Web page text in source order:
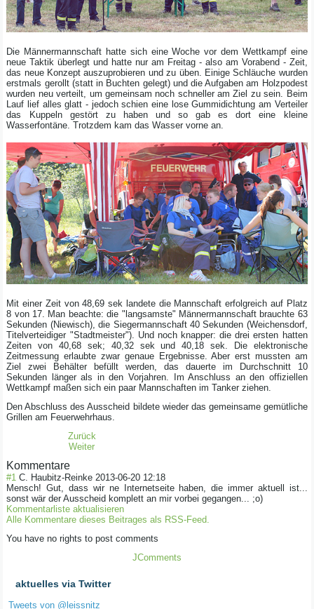
Die Männermannschaft hatte sich eine Woche vor dem Wettkampf eine
neue Taktik überlegt und hatte nur am Freitag - also am Vorabend - Zeit,
das neue Konzept auszuprobieren und zu üben. Einige Schläuche wurden
erstmals gerollt (statt in Buchten gelegt) und die Aufgaben am Holzpodest
wurden neu verteilt, um gemeinsam noch schneller am Ziel zu sein. Beim
Lauf lief alles glatt - jedoch schien eine lose Gummidichtung am Verteiler
das Kuppeln gestört zu haben und so gab es dort eine kleine
Wasserfontäne. Trotzdem kam das Wasser vorne an.
Mit einer Zeit von 48,69 sek landete die Mannschaft erfolgreich auf Platz
8 von 17. Man beachte: die "langsamste" Männermannschaft brauchte 63
Sekunden (Niewisch), die Siegermannschaft 40 Sekunden (Weichensdorf,
Titelverteidiger "Stadtmeister"). Und noch knapper: die drei ersten hatten
Zeiten von 40,68 sek; 40,32 sek und 40,18 sek. Die elektronische
Zeitmessung erlaubte zwar genaue Ergebnisse. Aber erst mussten am
Ziel zwei Behälter befüllt werden, das dauerte im Durchschnitt 10
Sekunden länger als in den Vorjahren. Im Anschluss an den offiziellen
Wettkampf maßen sich ein paar Mannschaften im Tanker ziehen.
Den Abschluss des Ausscheid bildete wieder das gemeinsame gemütliche
Grillen am Feuerwehrhaus.
Zurück
Weiter
Kommentare
#1 C. Haubitz-Reinke 2013-06-20 12:18
Mensch! Gut, dass wir ne Internetseite haben, die immer aktuell ist...
sonst wär der Ausscheid komplett an mir vorbei gegangen... ;o)
Kommentarliste aktualisieren
Alle Kommentare dieses Beitrages als RSS-Feed.
You have no rights to post comments
JComments
aktuelles via Twitter
Tweets von @leissnitz